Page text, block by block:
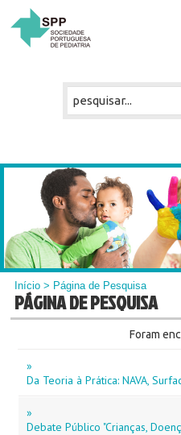
Início > Página de Pesquisa
PÁGINA DE PESQUISA
Foram
»
Da Teoria à Prática: NAVA,
»
Debate Público "Crianças,